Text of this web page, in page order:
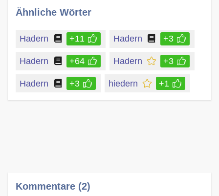
Ähnliche Wörter
Hadern +11 Hadern +3
Hadern +64 Hadern +3
Hadern +3 hiedern +1
Kommentare (2)